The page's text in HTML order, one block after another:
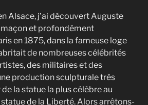
Alsace, j’ai découvert Auguste
et profondément
en 1875, dans la fameuse loge
de nombreuses célébrités
des militaires et des
production sculpturale très
la statue la plus célèbre au
de la Liberté. Alors arrêtons-